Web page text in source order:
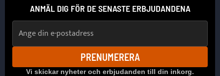
ANMÄL DIG FÖR DE SENASTE ERBJUDANDENA
PRENUMERERA
Vi skickar nyheter och erbjudanden till din inkorg.